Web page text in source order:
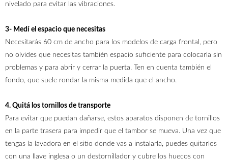
nivelado para evitar las vibraciones.
3- Medí el espacio que necesitas
Necesitarás 60 cm de ancho para los modelos de carga frontal, pero
no olvides que necesitas también espacio suficiente para colocarla sin
problemas y para abrir y cerrar la puerta. Ten en cuenta también el
fondo, que suele rondar la misma medida que el ancho.
4. Quitá los tornillos de transporte
Para evitar que puedan dañarse, estos aparatos disponen de tornillos
en la parte trasera para impedir que el tambor se mueva. Una vez que
tengas la lavadora en el sitio donde vas a instalarla, puedes quitarlos
con una llave inglesa o un destornillador y cubre los huecos con